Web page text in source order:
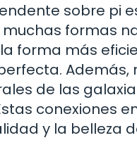
sobre pi
formas
forma más
de las
conexiones
y la belleza